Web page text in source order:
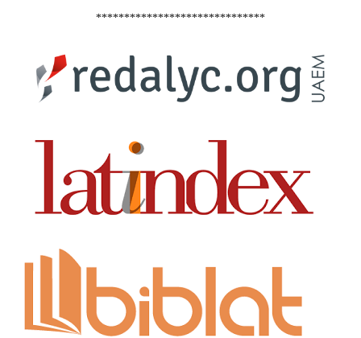
******************************